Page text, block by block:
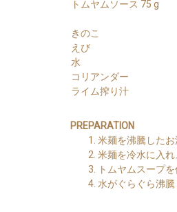
トムヤムソース 75 g
きのこ
えび
水
コリアンダー
ライム搾り汁
PREPARATION
米麺を沸騰したお
米麺を冷水に入
トムヤムスープ
水がぐらぐら沸